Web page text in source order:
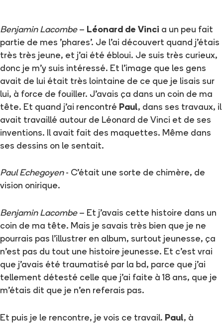
Benjamin Lacombe– Léonard de Vinci a un peu fait
partie de mes 'phares'. Je l'ai découvert quand j'étais
très très jeune, et j'ai été ébloui. Je suis très curieux,
donc je m'y suis intéressé. Et l'image que les gens
avait de lui était très lointaine de ce que je lisais sur
lui, à force de fouiller. J'avais ça dans un coin de ma
tête. Et quand j'ai rencontré Paul, dans ses travaux, il
avait travaillé autour de Léonard de Vinci et de ses
inventions. Il avait fait des maquettes. Même dans
ses dessins on le sentait.
Paul Echegoyen- C'était une sorte de chimère, de
vision onirique.
Benjamin Lacombe– Et j'avais cette histoire dans un
coin de ma tête. Mais je savais très bien que je ne
pourrais pas l'illustrer en album, surtout jeunesse, ça
n'est pas du tout une histoire jeunesse. Et c'est vrai
que j'avais été traumatisé par la bd, parce que j'ai
tellement détesté celle que j'ai faite à 18 ans, que je
m'étais dit que je n'en referais pas.
Et puis je le rencontre, je vois ce travail. Paul, à